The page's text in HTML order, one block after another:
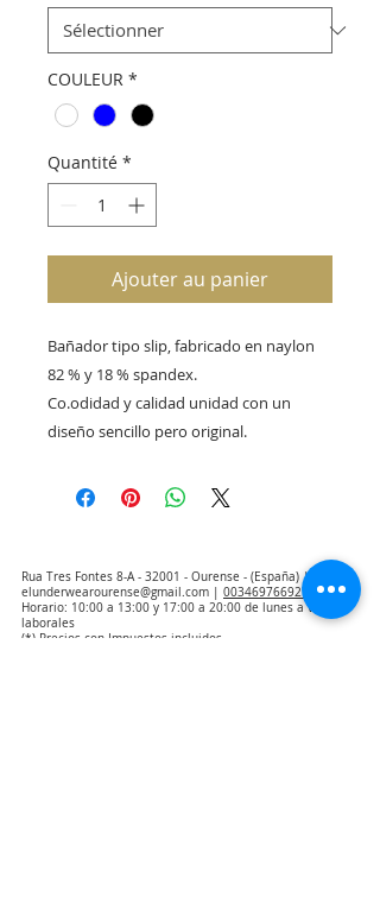
COULEUR *
Quantité *
Ajouter au panier
Bañador tipo slip, fabricado en naylon
82 % y 18 % spandex.
Co.odidad y calidad unidad con un
diseño sencillo pero original.
Rua Tres Fontes 8-A - 32001 - Ourense - (España) |
elunderwearourense@gmail.com | 0034697669271
Horario: 10:00 a 13:00 y 17:00 a 20:00 de lunes a viernes
laborales
(*) Precios con Impuestos incluidos